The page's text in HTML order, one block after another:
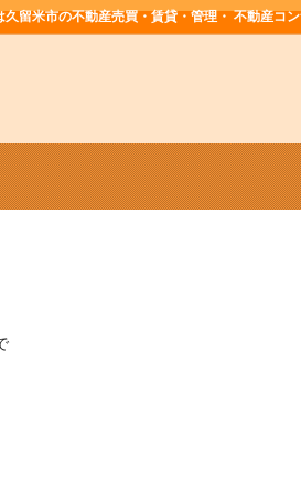
久留米市の不動産売買・賃貸・管理・ 不動産コ